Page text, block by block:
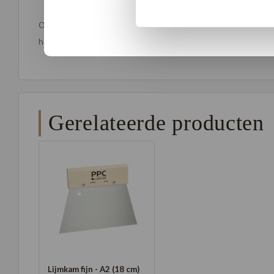
Of het nu gaat om het verlijmen van homogene of heterogene
het de ideale keuze voor al je PVC-verlijmingsbehoeften
Gerelateerde producten
Lijmkam fijn - A2 (18 cm)